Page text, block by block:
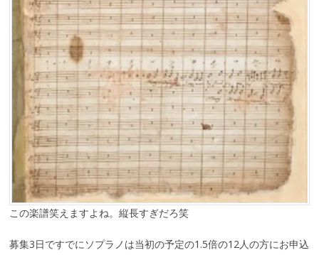
この楽譜笑えますよね。縦長すぎだろ笑
募集3日ですでにソプラノは当初の予定の1.5倍の12人の方にお申込